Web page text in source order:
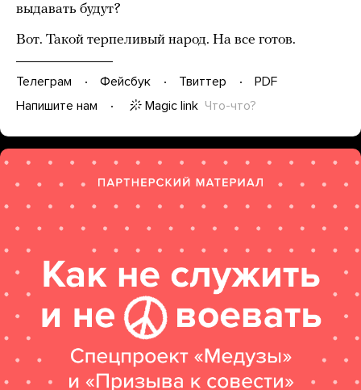
выдавать будут?
Вот. Такой терпеливый народ. На все готов.
Телеграм Фейсбук Твиттер
PDF
Напишите нам
Magic link Что-что?